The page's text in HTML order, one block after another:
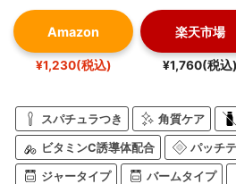
Amazon
¥1,230(税込)
楽天市場
¥1,760(税込)
スパチュラつき 角質ケア
ビタミンC誘導体配合 パッチ
ジャータイプ バームタイプ